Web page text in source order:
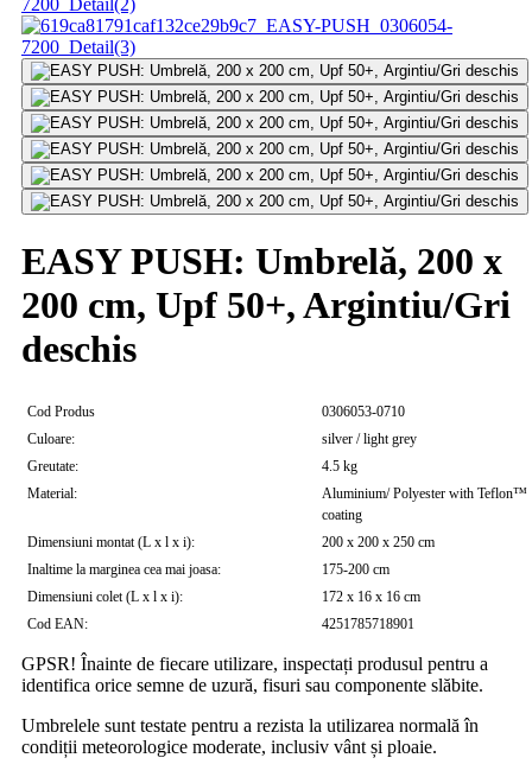
EASY PUSH: Umbrelă, 200 x
200 cm, Upf 50+, Argintiu/Gri
deschis
Cod Produs
0306053-0710
Culoare:
silver / light grey
Greutate:
4.5 kg
Material:
Aluminium/ Polyester with Teflon™
coating
Dimensiuni montat (L x l x i):
200 x 200 x 250 cm
Inaltime la marginea cea mai joasa:
175-200 cm
Dimensiuni colet (L x l x i):
172 x 16 x 16 cm
Cod EAN:
4251785718901
GPSR! Înainte de fiecare utilizare, inspectați produsul pentru a
identifica orice semne de uzură, fisuri sau componente slăbite.
Umbrelele sunt testate pentru a rezista la utilizarea normală în
condiții meteorologice moderate, inclusiv vânt și ploaie.